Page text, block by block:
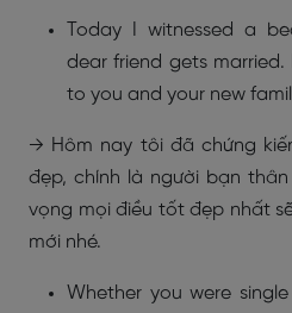
Today I witnessed a
dear friend gets
to you and your new
→ Hôm nay tôi đã chứng
đẹp, chính là người bạn
vọng mọi điều tốt đẹp nhất
mới nhé.
Whether you were